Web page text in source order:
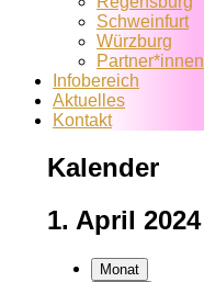
Schweinfurt
Würzburg
Partner*innen
Infobereich
Aktuelles
Kontakt
Kalender
1. April 2024
Monat